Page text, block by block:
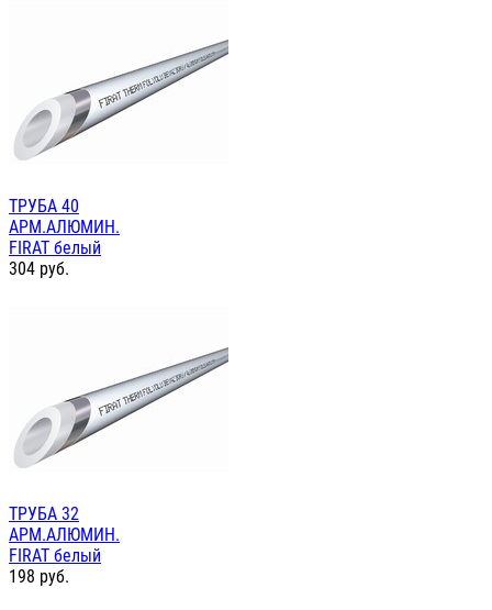
ТРУБА 40
АРМ.АЛЮМИН.
FIRAT белый
304 руб.
ТРУБА 32
АРМ.АЛЮМИН.
FIRAT белый
198 руб.